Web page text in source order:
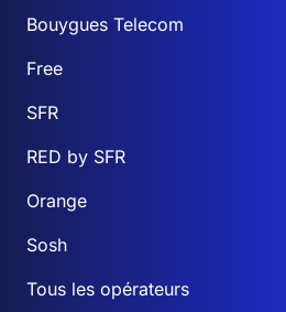
Bouygues Telecom
Free
SFR
RED by SFR
Orange
Sosh
Tous les opérateurs